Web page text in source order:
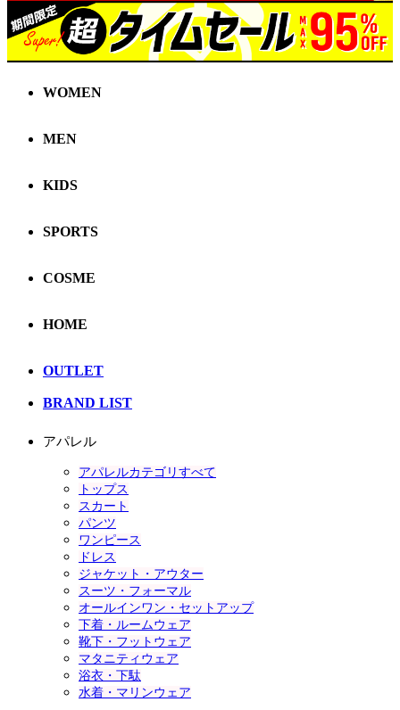
WOMEN
MEN
KIDS
SPORTS
COSME
HOME
OUTLET
BRAND LIST
アパレル
アパレルカテゴリすべて
トップス
スカート
パンツ
ワンピース
ドレス
ジャケット・アウター
スーツ・フォーマル
オールインワン・セットアップ
下着・ルームウェア
靴下・フットウェア
マタニティウェア
浴衣・下駄
水着・マリンウェア